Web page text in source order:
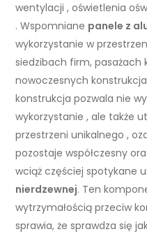
wentylacji , oświetlenia
. Wspomniane panele z
wykorzystanie w
siedzibach firm, pasażach
nowoczesnych
konstrukcja pozwala nie
wykorzystanie , ale także
przestrzeni unikalnego ,
pozostaje współczesny
wciąż częściej spotykane
nierdzewnej. Ten
wytrzymałością przeciw
sprawia, że sprawdza się